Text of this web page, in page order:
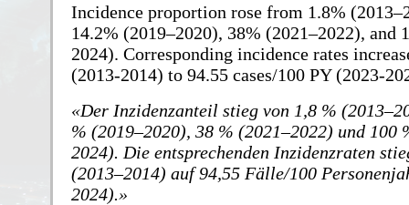
Incidence proportion rose from 1.8%
14.2% (2019–2020), 38% (2021–2022), and
2024). Corresponding incidence rates
(2013-2014) to 94.55 cases/100 PY (2023-
Der Inzidenzanteil stieg von 1,8 %
% (2019–2020), 38 % (2021–2022) und 100
2024). Die entsprechenden Inzidenzraten
(2013–2014) auf 94,55 Fälle/100
2024).